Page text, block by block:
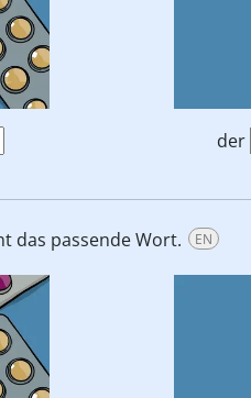
der
das passende Wort. EN